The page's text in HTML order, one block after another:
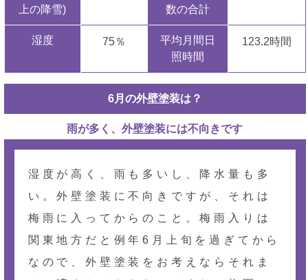
上の降雪)
数の合計
湿度 75％
平均月間日
照時間
123.2時間
6月の外壁塗装は？
雨が多く、外壁塗装には不向きです
湿度が高く、雨も多いし、降水量も多
い。外壁塗装に不向きですが、それは
梅雨に入ってからのこと。梅雨入りは
関東地方だと例年6月上旬を過ぎてから
なので、外壁塗装をお考えならそれま